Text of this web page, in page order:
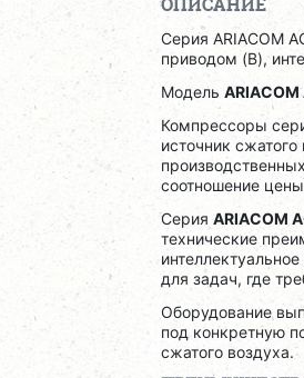
Серия ARIACOM
приводом (B),
Модель ARIACOM
Компрессоры
источник
соотношение
Серия ARIACOM
технические
для задач, где
Оборудование
под конкретную
сжатого воздуха.